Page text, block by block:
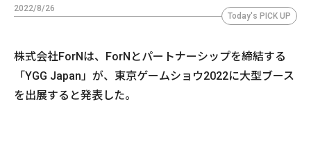
2022/8/26
Today's PICK UP
株式会社ForNは、ForNとパートナーシップを締結する
「YGG Japan」が、東京ゲームショウ2022に大型ブース
を出展すると発表した。